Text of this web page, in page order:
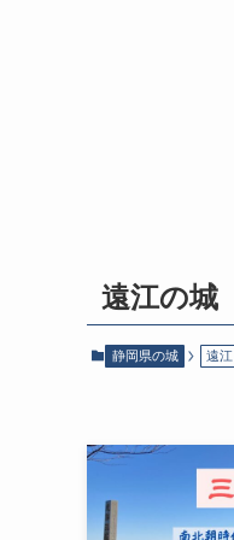
遠江の城
静岡県の城 遠江